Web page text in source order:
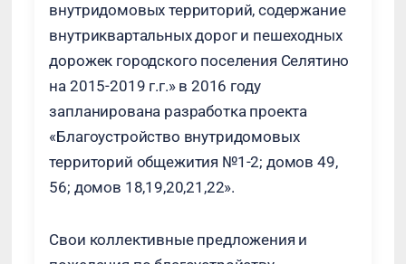
внутридомовых территорий, содержание
внутриквартальных дорог и пешеходных
дорожек городского поселения Селятино
на 2015-2019 г.г.» в 2016 году
запланирована разработка проекта
«Благоустройство внутридомовых
территорий общежития №1-2; домов 49,
56; домов 18,19,20,21,22».
Свои коллективные предложения и